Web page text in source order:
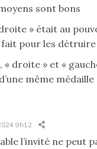
sont bons
» était au
pour les détruire
« droite » et «
même médaille
9h12
l’invité ne peut